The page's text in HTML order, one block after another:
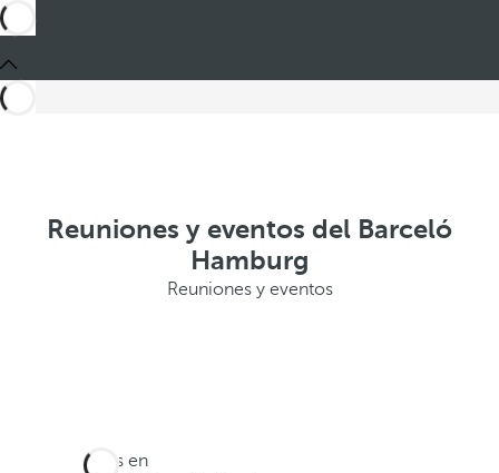
Reuniones y eventos del Barceló
Hamburg
Reuniones y eventos
Estás en